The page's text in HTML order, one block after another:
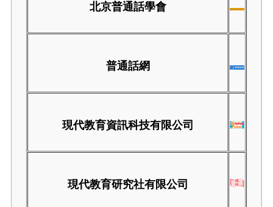
北京普通話學會
普通話網
現代教育資訊科技有限公司
現代教育研究社有限公司